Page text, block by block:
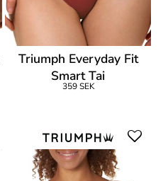
Triumph Everyday Fit
Smart Tai
359 SEK